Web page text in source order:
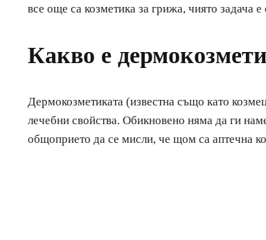
все още са козметика за грижа, чиято задача
Какво е
Дермокозметиката (известна също като
лечебни свойства. Обикновено няма да ги
общоприето да се мисли, че щом са аптечна